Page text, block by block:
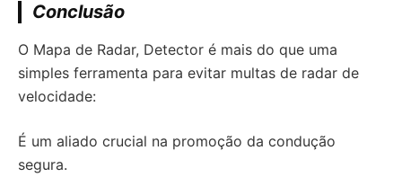
Conclusão
O Mapa de Radar, Detector é mais do que uma
simples ferramenta para evitar multas de radar de
velocidade:
É um aliado crucial na promoção da condução
segura.